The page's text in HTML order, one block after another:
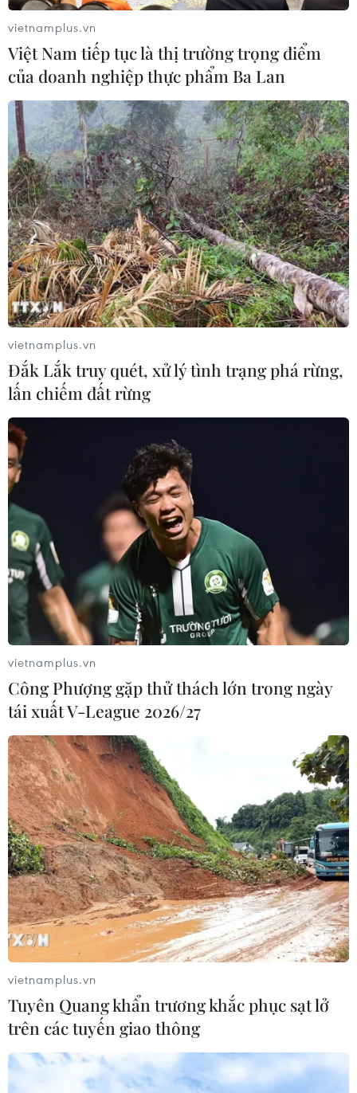
vietnamplus.vn
Việt Nam tiếp tục là thị trường trọng điểm
của doanh nghiệp thực phẩm Ba Lan
vietnamplus.vn
Đắk Lắk truy quét, xử lý tình trạng phá rừng,
lấn chiếm đất rừng
vietnamplus.vn
Công Phượng gặp thử thách lớn trong ngày
tái xuất V-League 2026/27
vietnamplus.vn
Tuyên Quang khẩn trương khắc phục sạt lở
trên các tuyến giao thông